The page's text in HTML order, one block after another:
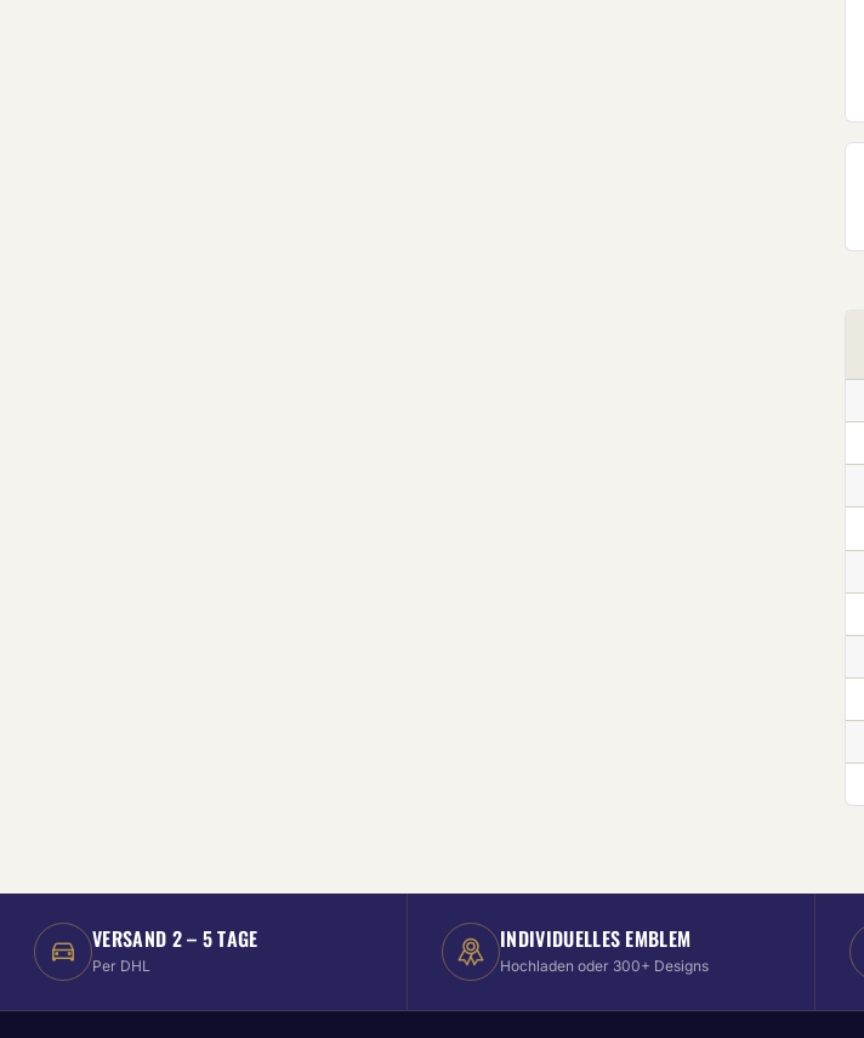
VERSAND 2 – 5 TAGE
Per DHL
INDIVIDUELLES EMBLEM
Hochladen oder 300+ Designs